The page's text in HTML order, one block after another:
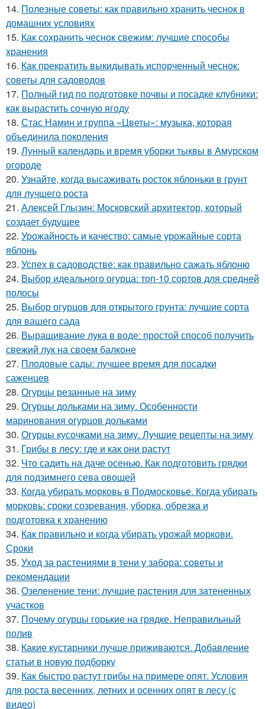
14. Полезные советы: как правильно хранить чеснок в
домашних условиях
15. Как сохранить чеснок свежим: лучшие способы
хранения
16. Как прекратить выкидывать испорченный чеснок:
советы для садоводов
17. Полный гид по подготовке почвы и посадке клубники:
как вырастить сочную ягоду
18. Стас Намин и группа «Цветы»: музыка, которая
объединила поколения
19. Лунный календарь и время уборки тыквы в Амурском
огороде
20. Узнайте, когда высаживать росток яблоньки в грунт
для лучшего роста
21. Алексей Глызин: Московский архитектор, который
создает будущее
22. Урожайность и качество: самые урожайные сорта
яблонь
23. Успех в садоводстве: как правильно сажать яблоню
24. Выбор идеального огурца: топ-10 сортов для средней
полосы
25. Выбор огурцов для открытого грунта: лучшие сорта
для вашего сада
26. Выращивание лука в воде: простой способ получить
свежий лук на своем балконе
27. Плодовые сады: лучшее время для посадки
саженцев
28. Огурцы резанные на зиму
29. Огурцы дольками на зиму. Особенности
маринования огурцов дольками
30. Огурцы кусочками на зиму. Лучшие рецепты на зиму
31. Грибы в лесу: где и как они растут
32. Что садить на даче осенью. Как подготовить грядки
для подзимнего сева овощей
33. Когда убирать морковь в Подмосковье. Когда убирать
морковь: сроки созревания, уборка, обрезка и
подготовка к хранению
34. Как правильно и когда убирать урожай моркови.
Сроки
35. Уход за растениями в тени у забора: советы и
рекомендации
36. Озеленение тени: лучшие растения для затененных
участков
37. Почему огурцы горькие на грядке. Неправильный
полив
38. Какие кустарники лучше приживаются. Добавление
статьи в новую подборку
39. Как быстро растут грибы на примере опят. Условия
для роста весенних, летних и осенних опят в лесу (с
видео)